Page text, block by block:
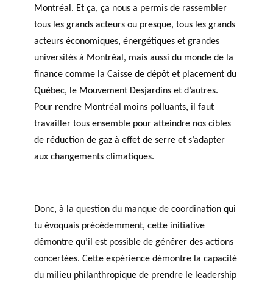
Montréal. Et ça, ça nous a permis de rassembler
tous les grands acteurs ou presque, tous les grands
acteurs économiques, énergétiques et grandes
universités à Montréal, mais aussi du monde de la
finance comme la Caisse de dépôt et placement du
Québec, le Mouvement Desjardins et d’autres.
Pour rendre Montréal moins polluants, il faut
travailler tous ensemble pour atteindre nos cibles
de réduction de gaz à effet de serre et s’adapter
aux changements climatiques.
Donc, à la question du manque de coordination qui
tu évoquais précédemment, cette initiative
démontre qu’il est possible de générer des actions
concertées. Cette expérience démontre la capacité
du milieu philanthropique de prendre le leadership